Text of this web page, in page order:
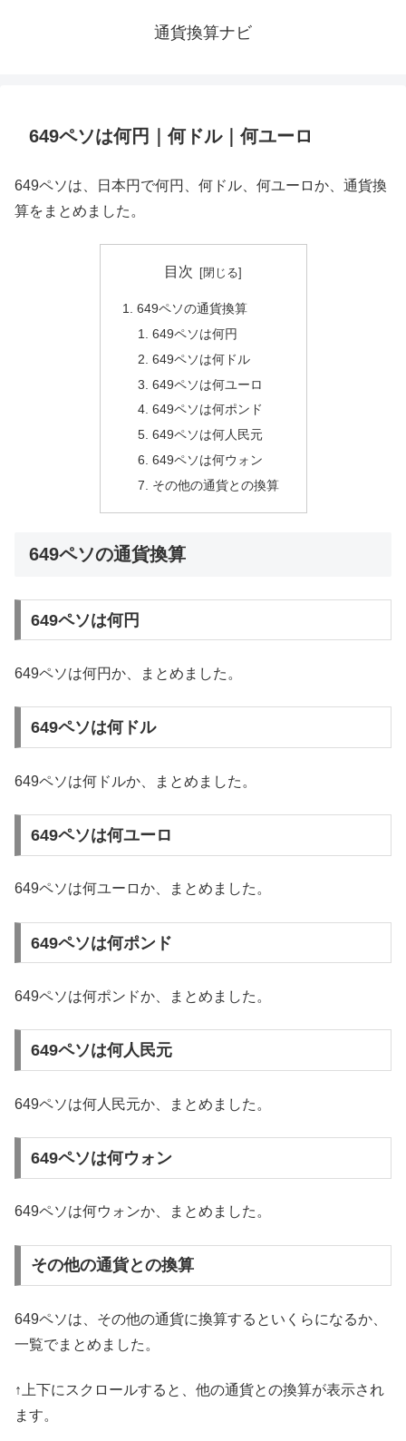
通貨換算ナビ
649ペソは何円｜何ドル｜何ユーロ
649ペソは、日本円で何円、何ドル、何ユーロか、通貨換
算をまとめました。
目次
649ペソの通貨換算
649ペソは何円
649ペソは何ドル
649ペソは何ユーロ
649ペソは何ポンド
649ペソは何人民元
649ペソは何ウォン
その他の通貨との換算
649ペソの通貨換算
649ペソは何円
649ペソは何円か、まとめました。
649ペソは何ドル
649ペソは何ドルか、まとめました。
649ペソは何ユーロ
649ペソは何ユーロか、まとめました。
649ペソは何ポンド
649ペソは何ポンドか、まとめました。
649ペソは何人民元
649ペソは何人民元か、まとめました。
649ペソは何ウォン
649ペソは何ウォンか、まとめました。
その他の通貨との換算
649ペソは、その他の通貨に換算するといくらになるか、
一覧でまとめました。
↑上下にスクロールすると、他の通貨との換算が表示され
ます。